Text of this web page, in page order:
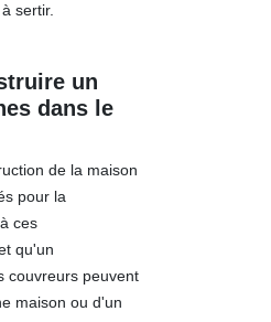
sertir.
un
dans le
de la maison
pour la
ces
qu'un
couvreurs peuvent
maison ou d'un